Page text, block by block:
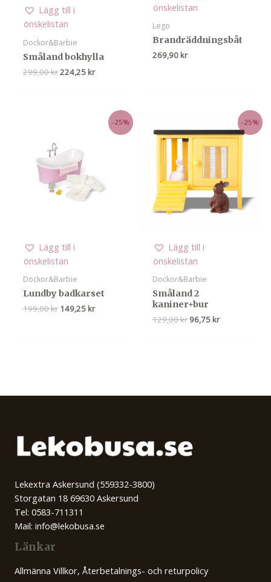
Lägg till i
önskelistan
Dockor&Barbie
Småland bokhylla
299,00krDet
224,25 krDet
224,25 kr.
önskelistan
Lego
Brandräddningsbåt
269,90 kr
-25%
Lägg till i
önskelistan
Dockor&Barbie
Lundby badkarset
199,00kr Det
149,25 krDet
-25%
Lägg till i
önskelistan
Dockor&Barbie
Småland 2
kaniner+bur
129,00kr Det
96,75 krDet
Lekextra Askersund (559332-3800)
Storgatan 18 69630 Askersund
Tel: 0583-711311
Mail: info@lekobusa.se
Länkar
Allmänna Villkor, Återbetalnings- och returpolicy